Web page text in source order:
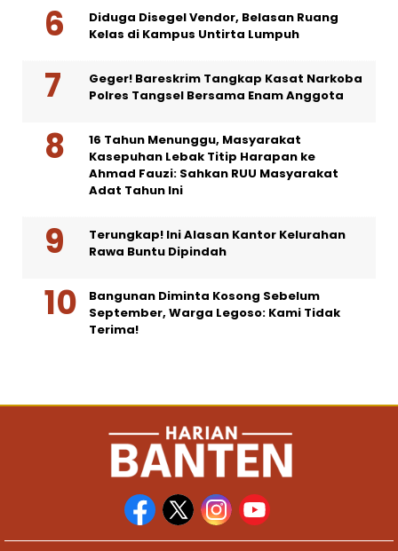
Diduga Disegel Vendor, Belasan Ruang
Kelas di Kampus Untirta Lumpuh
Geger! Bareskrim Tangkap Kasat Narkoba
Polres Tangsel Bersama Enam Anggota
16 Tahun Menunggu, Masyarakat
Kasepuhan Lebak Titip Harapan ke
Ahmad Fauzi: Sahkan RUU Masyarakat
Adat Tahun Ini
Terungkap! Ini Alasan Kantor Kelurahan
Rawa Buntu Dipindah
Bangunan Diminta Kosong Sebelum
September, Warga Legoso: Kami Tidak
Terima!